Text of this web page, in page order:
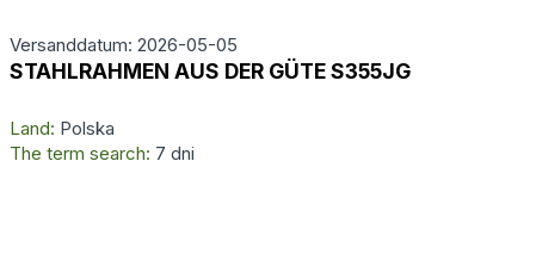
Versanddatum: 2026-05-05
STAHLRAHMEN AUS DER GÜTE S355JG
Land: Polska
The term search: 7 dni